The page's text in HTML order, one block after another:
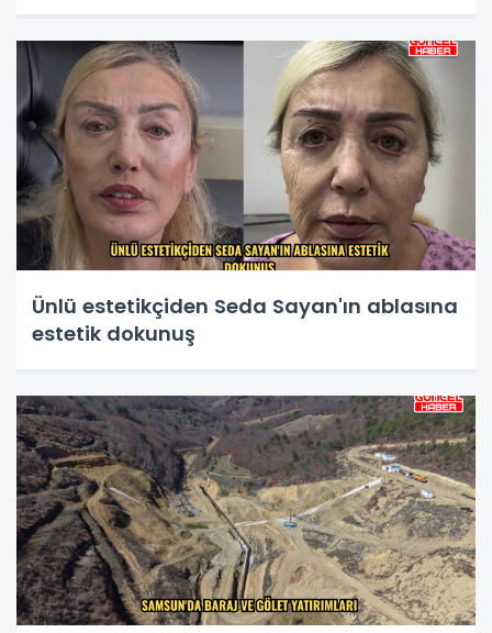
Ünlü estetikçiden Seda Sayan'ın ablasına
estetik dokunuş